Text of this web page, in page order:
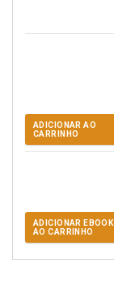
ADICIONAR AO
CARRINHO
ADICIONAR EBOOK
AO CARRINHO